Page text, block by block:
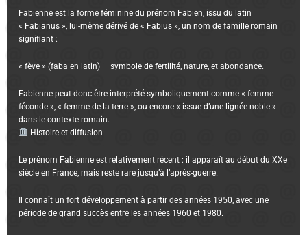
Fabienne est la forme féminine du prénom Fabien, issu du latin
« Fabianus », lui-même dérivé de « Fabius », un nom de famille romain
signifiant :
« fève » (faba en latin) — symbole de fertilité, nature, et abondance.
Fabienne peut donc être interprété symboliquement comme « femme
féconde », « femme de la terre », ou encore « issue d’une lignée noble »
dans le contexte romain.
Histoire et diffusion
Le prénom Fabienne est relativement récent : il apparaît au début du XXe
siècle en France, mais reste rare jusqu’à l’après-guerre.
Il connaît un fort développement à partir des années 1950, avec une
période de grand succès entre les années 1960 et 1980.